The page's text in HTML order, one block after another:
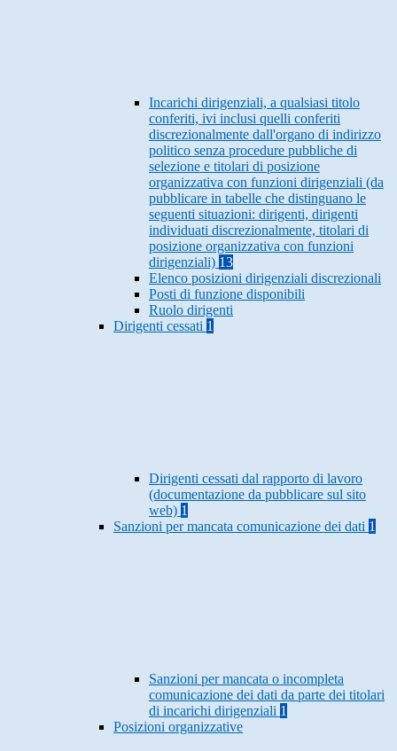
Incarichi dirigenziali, a qualsiasi titolo
conferiti, ivi inclusi quelli conferiti
discrezionalmente dall'organo di indirizzo
politico senza procedure pubbliche di
selezione e titolari di posizione
organizzativa con funzioni dirigenziali (da
pubblicare in tabelle che distinguano le
seguenti situazioni: dirigenti, dirigenti
individuati discrezionalmente, titolari di
posizione organizzativa con funzioni
dirigenziali) 13
Elenco posizioni dirigenziali discrezionali
Posti di funzione disponibili
Ruolo dirigenti
Dirigenti cessati 1
Dirigenti cessati dal rapporto di lavoro
(documentazione da pubblicare sul sito
web) 1
Sanzioni per mancata comunicazione dei dati 1
Sanzioni per mancata o incompleta
comunicazione dei dati da parte dei titolari
di incarichi dirigenziali 1
Posizioni organizzative